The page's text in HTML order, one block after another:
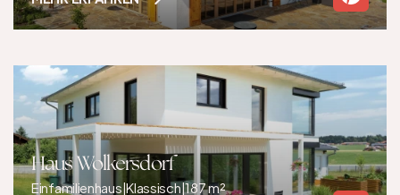
Haus Wolkersdorf
Einfamilienhaus|Klassisch|187 m²